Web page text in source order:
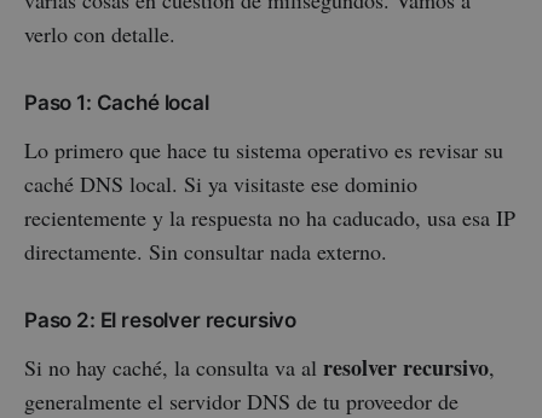
verlo con detalle.
Paso 1: Caché local
Lo primero que hace tu sistema operativo es revisar su
caché DNS local. Si ya visitaste ese dominio
recientemente y la respuesta no ha caducado, usa esa IP
directamente. Sin consultar nada externo.
Paso 2: El resolver recursivo
Si no hay caché, la consulta va al resolver recursivo,
generalmente el servidor DNS de tu proveedor de